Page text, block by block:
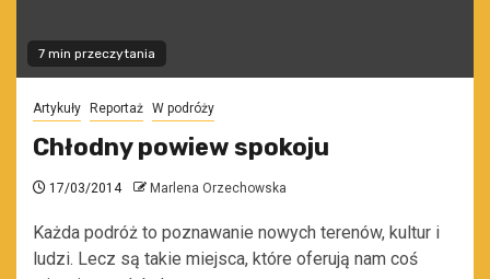
7 min przeczytania
Artykuły Reportaż W podróży
Chłodny powiew spokoju
17/03/2014 Marlena Orzechowska
Każda podróż to poznawanie nowych terenów, kultur i
ludzi. Lecz są takie miejsca, które oferują nam coś